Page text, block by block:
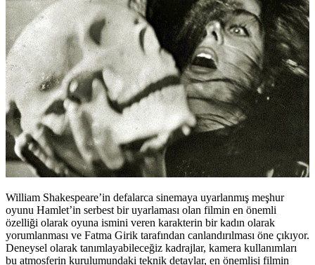
William Shakespeare’in defalarca sinemaya uyarlanmış meşhur
oyunu Hamlet’in serbest bir uyarlaması olan filmin en önemli
özelliği olarak oyuna ismini veren karakterin bir kadın olarak
yorumlanması ve Fatma Girik tarafından canlandırılması öne çıkıyor.
Deneysel olarak tanımlayabileceğiz kadrajlar, kamera kullanımları
bu atmosferin kurulumundaki teknik detaylar, en önemlisi filmin